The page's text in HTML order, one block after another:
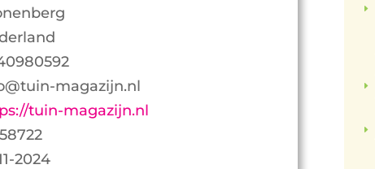
magazijn.nl
tuin-magazijn.nl
2024
E
E
E